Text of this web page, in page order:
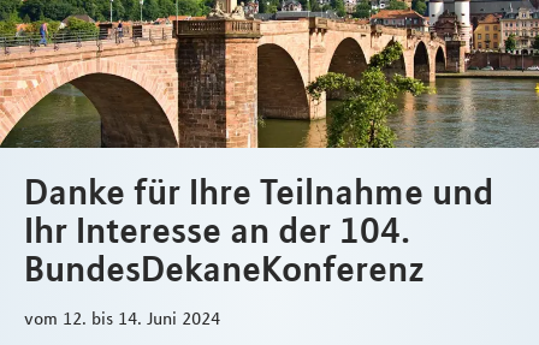
Danke für Ihre Teilnahme und
Ihr Interesse an der 104.
BundesDekaneKonferenz
vom 12. bis 14. Juni 2024